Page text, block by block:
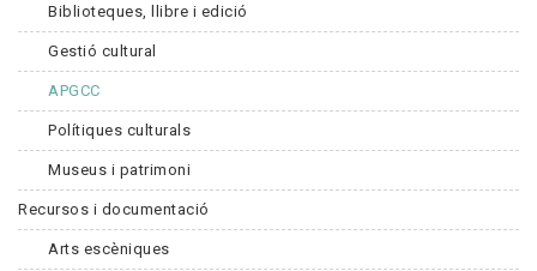
Biblioteques, llibre i edició
Gestió cultural
APGCC
Polítiques culturals
Museus i patrimoni
Recursos i documentació
Arts escèniques